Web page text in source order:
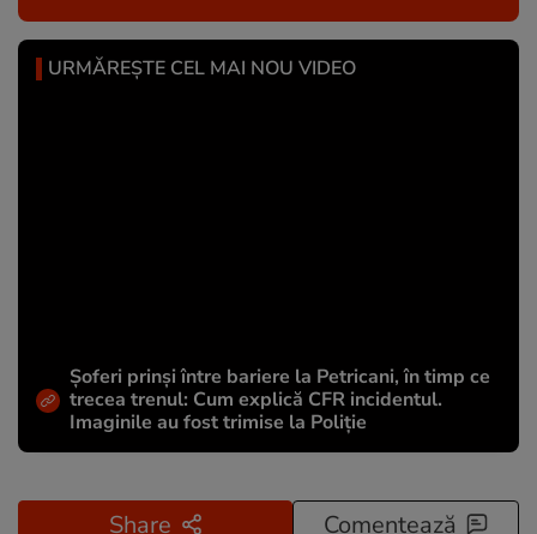
URMĂREȘTE CEL MAI NOU VIDEO
Șoferi prinși între bariere la Petricani, în timp ce
trecea trenul: Cum explică CFR incidentul.
Imaginile au fost trimise la Poliție
Share Comentează